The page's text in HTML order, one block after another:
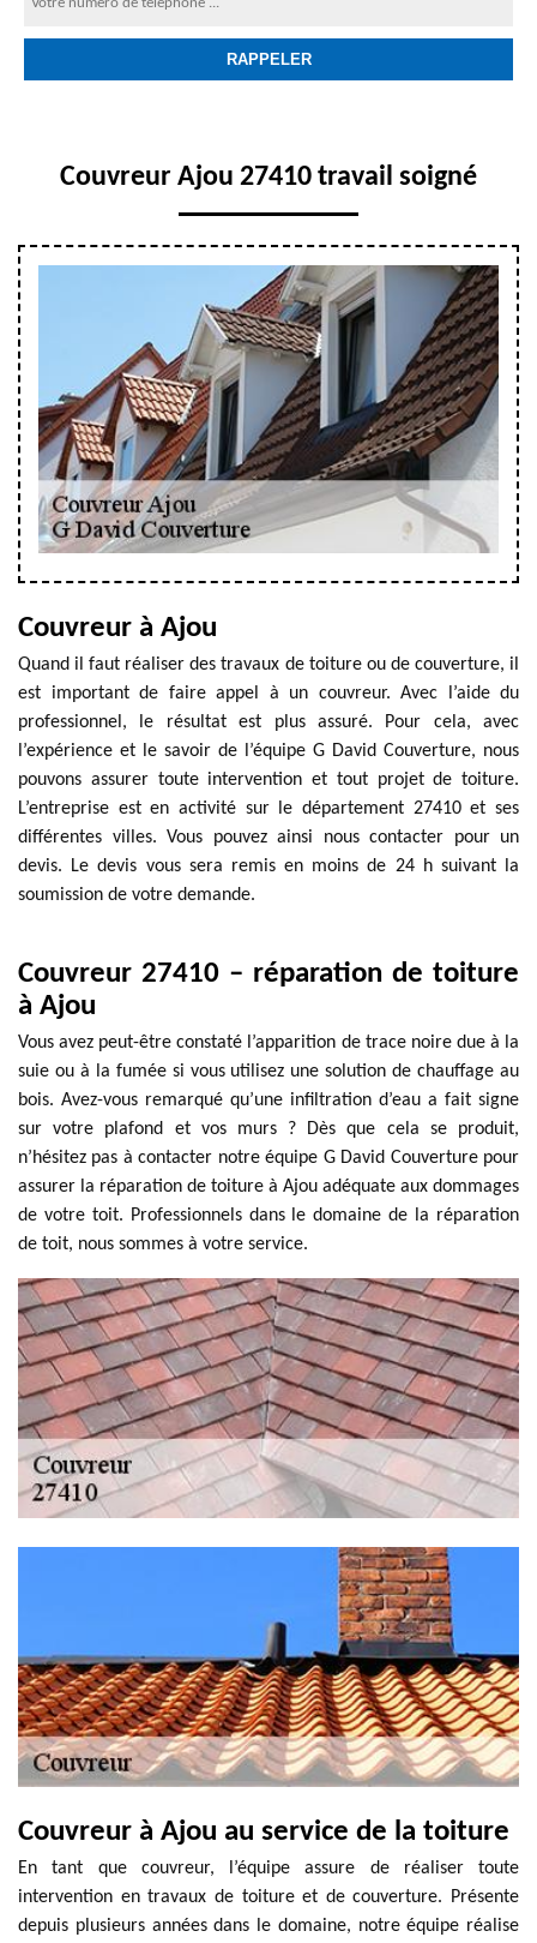
Couvreur Ajou 27410 travail soigné
Couvreur à Ajou
Quand il faut réaliser des travaux de toiture ou de couverture, il
est important de faire appel à un couvreur. Avec l’aide du
professionnel, le résultat est plus assuré. Pour cela, avec
l’expérience et le savoir de l’équipe G David Couverture, nous
pouvons assurer toute intervention et tout projet de toiture.
L’entreprise est en activité sur le département 27410 et ses
différentes villes. Vous pouvez ainsi nous contacter pour un
devis. Le devis vous sera remis en moins de 24 h suivant la
soumission de votre demande.
Couvreur 27410 – réparation de toiture
à Ajou
Vous avez peut-être constaté l’apparition de trace noire due à la
suie ou à la fumée si vous utilisez une solution de chauffage au
bois. Avez-vous remarqué qu’une infiltration d’eau a fait signe
sur votre plafond et vos murs ? Dès que cela se produit,
n’hésitez pas à contacter notre équipe G David Couverture pour
assurer la réparation de toiture à Ajou adéquate aux dommages
de votre toit. Professionnels dans le domaine de la réparation
de toit, nous sommes à votre service.
Couvreur à Ajou au service de la toiture
En tant que couvreur, l’équipe assure de réaliser toute
intervention en travaux de toiture et de couverture. Présente
depuis plusieurs années dans le domaine, notre équipe réalise